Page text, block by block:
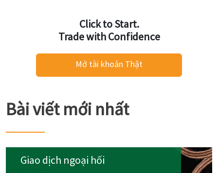
Click to Start.
Trade with Confidence
Mở tài khoản Thật
Bài viết mới nhất
Giao dịch ngoại hối